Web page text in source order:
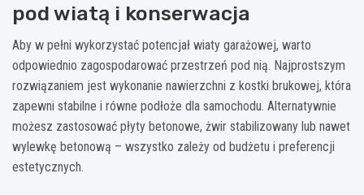
pod wiatą i konserwacja
Aby w pełni wykorzystać potencjał wiaty garażowej, warto
odpowiednio zagospodarować przestrzeń pod nią. Najprostszym
rozwiązaniem jest wykonanie nawierzchni z kostki brukowej, która
zapewni stabilne i równe podłoże dla samochodu. Alternatywnie
możesz zastosować płyty betonowe, żwir stabilizowany lub nawet
wylewkę betonową – wszystko zależy od budżetu i preferencji
estetycznych.